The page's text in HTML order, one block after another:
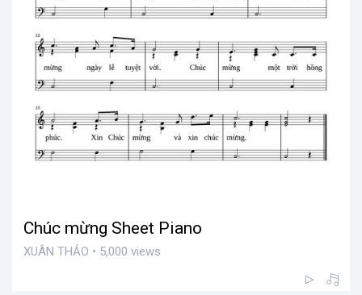
Chúc mừng Sheet Piano
XUÂN THẢO • 5,000 views